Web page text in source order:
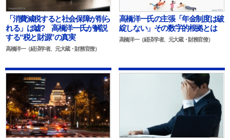
「消費減税すると社会保障が削ら
れる」は嘘? 高橋洋一氏が解説
する“税と財源”の真実
高橋洋一（経済学者、元大蔵・財務官僚）
高橋洋一氏の主張「年金制度は破
綻しない」その数字的根拠とは
高橋洋一（経済学者、元大蔵・財務官僚）